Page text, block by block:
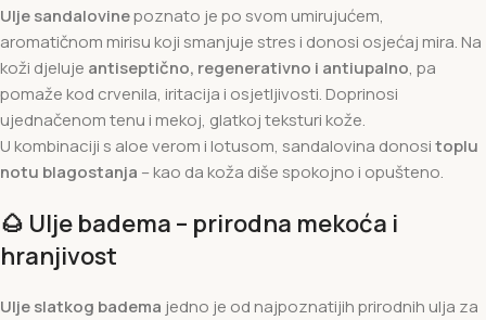
Ulje sandalovinepoznato je po svom umirujućem,
aromatičnom mirisu koji smanjuje stres i donosi osjećaj mira. Na
koži djeluje antiseptično, regenerativno i antiupalno, pa
pomaže kod crvenila, iritacija i osjetljivosti. Doprinosi
ujednačenom tenu i mekoj, glatkoj teksturi kože.
U kombinaciji s aloe verom i lotusom, sandalovina donositoplu
notu blagostanja – kao da koža diše spokojno i opušteno.
🌰 Ulje badema – prirodna mekoća i
hranjivost
Ulje slatkog badema jedno je od najpoznatijih prirodnih ulja za